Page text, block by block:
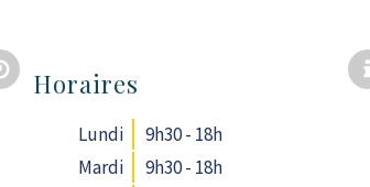
Horaires
Lundi
9h30 - 18h
Mardi
9h30 - 18h